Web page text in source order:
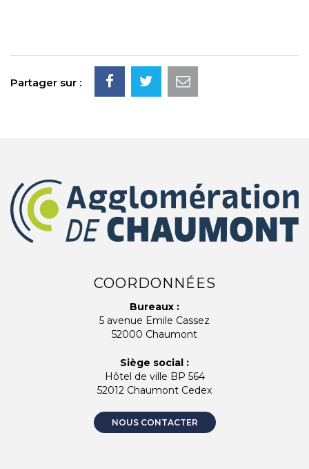
Partager sur :
COORDONNÉES
Bureaux :
5 avenue Emile Cassez
52000 Chaumont
Siège social :
Hôtel de ville BP 564
52012 Chaumont Cedex
NOUS CONTACTER